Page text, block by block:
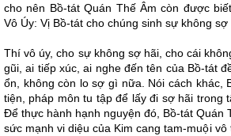
cho nên Bồ-tát Quán Thế Âm còn được
Vô Úy: Vị Bồ-tát cho chúng sinh sự không sợ
Thí vô úy, cho sự không sợ hãi, cho cái
gũi, ai tiếp xúc, ai nghe đến tên của Bồ-tát
ổn, không còn lo sợ gì nữa. Nói cách khác,
tiện, pháp môn tu tập để lấy đi sợ hãi trong
Để thực hành hạnh nguyện đó, Bồ-tát Quán
sức mạnh vi diệu của Kim cang tam-muội